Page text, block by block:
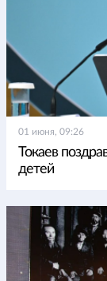
01 июня, 09:26
Токаев
детей